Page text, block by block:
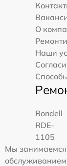
О
Наши
Rondell
RDE-
1105
Мы занимаемся